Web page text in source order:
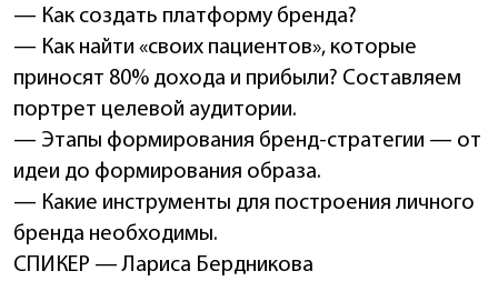
— Как создать платформу бренда?
— Как найти «своих пациентов», которые
приносят 80% дохода и прибыли? Составляем
портрет целевой аудитории.
— Этапы формирования бренд-стратегии — от
идеи до формирования образа.
— Какие инструменты для построения личного
бренда необходимы.
СПИКЕР — Лариса Бердникова